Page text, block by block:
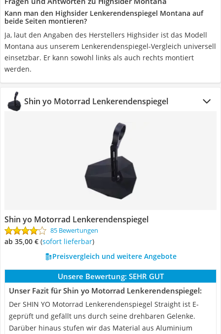
Kann man den Highsider Lenkerendenspiegel Montana auf
beide Seiten montieren?
Ja, laut den Angaben des Herstellers Highsider ist das Modell
Montana aus unserem Lenkerendenspiegel-Vergleich universell
einsetzbar. Er kann sowohl links als auch rechts montiert
werden.
Shin yo Motorrad Lenkerendenspiegel
Shin yo Motorrad Lenkerendenspiegel
85 Bewertungen
ab 35,00 € ( Sofort lieferbar)
Preisvergleich und weitere Angebote
Unsere Bewertung: SEHR GUT
Unser Fazit für Shin yo Motorrad Lenkerendenspiegel:
Der SHIN YO Motorrad Lenkerendenspiegel Straight ist E-
geprüft und gefällt uns durch seine drehbaren Gelenke.
Darüber hinaus stufen wir das Material aus Aluminium